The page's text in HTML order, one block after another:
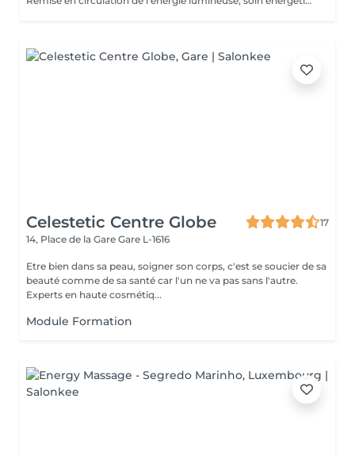
Celestetic Centre Globe
17
14, Place de la Gare Gare L-1616
Etre bien dans sa peau, soigner son corps, c'est se soucier de sa
beauté comme de sa santé car l'un ne va pas sans l'autre.
Experts en haute cosmétiq...
Module Formation